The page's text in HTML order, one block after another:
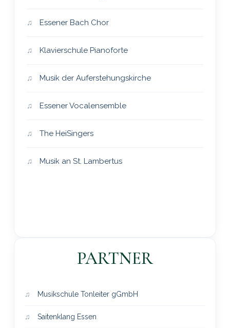
Essener Bach Chor
Klavierschule Pianoforte
Musik der Auferstehungskirche
Essener Vocalensemble
The HeiSingers
Musik an St. Lambertus
PARTNER
Musikschule Tonleiter gGmbH
Saitenklang Essen